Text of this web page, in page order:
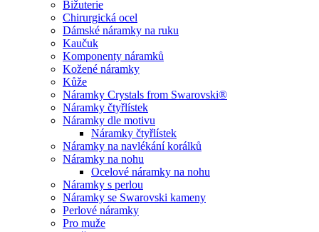
Bižuterie
Chirurgická ocel
Dámské náramky na ruku
Kaučuk
Komponenty náramků
Kožené náramky
Kůže
Náramky Crystals from Swarovski®
Náramky čtyřlístek
Náramky dle motivu
Náramky čtyřlístek
Náramky na navlékání korálků
Náramky na nohu
Ocelové náramky na nohu
Náramky s perlou
Náramky se Swarovski kameny
Perlové náramky
Pro muže